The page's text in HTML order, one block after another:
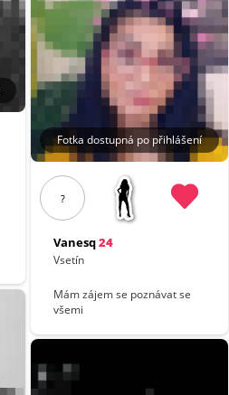
Fotka dostupná po přihlášení
?
Vanesq24
Vsetín
Mám zájem se poznávat se
všemi